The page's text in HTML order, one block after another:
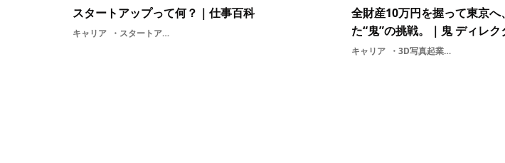
スタートアップって何？｜仕事百科
キャリア スタートアップ就活アプリケーションソーシャルデザインプログラミング学生起業
全財産10万円を握って東京へ
た“鬼”の挑戦。｜鬼 ディレ
キャリア 3D写真起業株式会社鬼映像